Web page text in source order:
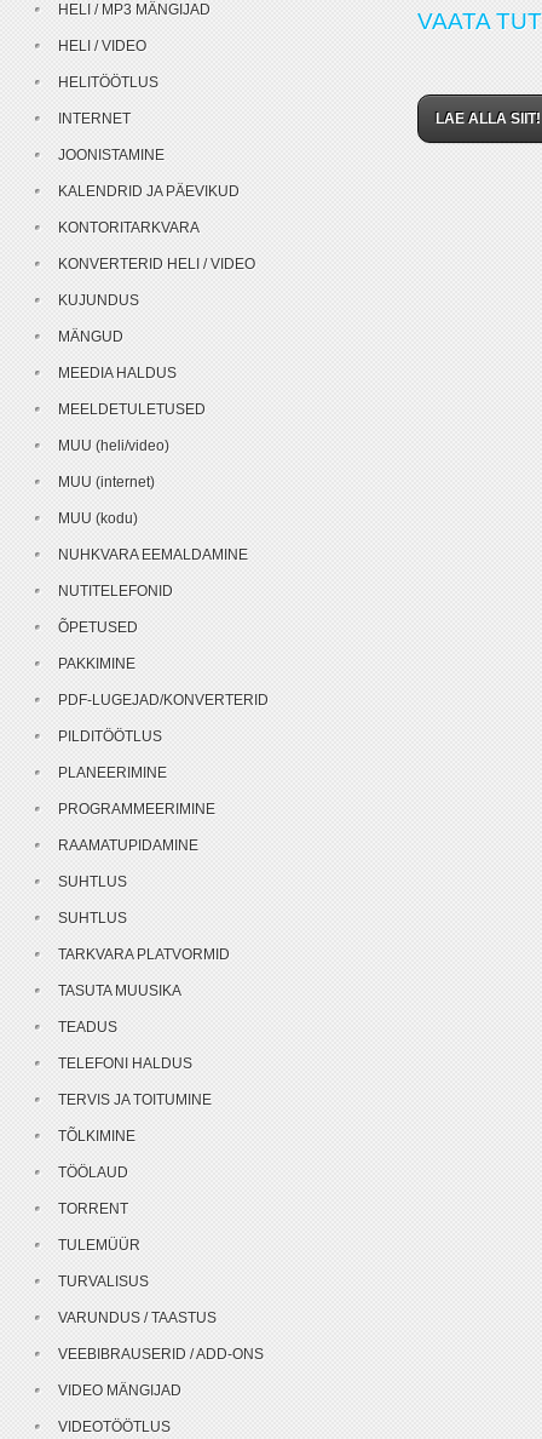
VAATA
LAE ALLA SIIT!
HELI / MP3 MÄNGIJAD
HELI / VIDEO
HELITÖÖTLUS
INTERNET
JOONISTAMINE
KALENDRID JA PÄEVIKUD
KONTORITARKVARA
KONVERTERID HELI / VIDEO
KUJUNDUS
MÄNGUD
MEEDIA HALDUS
MEELDETULETUSED
MUU (heli/video)
MUU (internet)
MUU (kodu)
NUHKVARA EEMALDAMINE
NUTITELEFONID
ÕPETUSED
PAKKIMINE
PDF-LUGEJAD/KONVERTERID
PILDITÖÖTLUS
PLANEERIMINE
PROGRAMMEERIMINE
RAAMATUPIDAMINE
SUHTLUS
SUHTLUS
TARKVARA PLATVORMID
TASUTA MUUSIKA
TEADUS
TELEFONI HALDUS
TERVIS JA TOITUMINE
TÕLKIMINE
TÖÖLAUD
TORRENT
TULEMÜÜR
TURVALISUS
VARUNDUS / TAASTUS
VEEBIBRAUSERID / ADD-ONS
VIDEO MÄNGIJAD
VIDEOTÖÖTLUS